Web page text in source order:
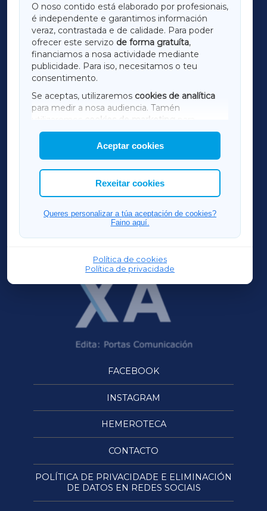
O noso contido está elaborado por profesionais,
é independente e garantimos información
veraz, contrastada e de calidade. Para poder
ofrecer este servizo de forma gratuíta,
financiamos a nosa actividade mediante
publicidade. Para iso, necesitamos o teu
consentimento.
Se aceptas, utilizaremos cookies de analítica
para medir a nosa audiencia. Tamén
utilizaremos
cookies de marketing
mostrar publicidade de terceiros.
Así mesmo, podes personalizar a elección das
cookies que desexas permitir.
Aceptar cookies
Rexeitar cookies
Queres personalizar a túa aceptación de cookies?
Faino aquí.
Política de cookies
Política de privacidade
LUGOXA
TERRACHAXA
AMARIÑAXA
RIBEIRASACRAXA
ACORUÑAXA
FERROLXA
OURENSEXA
FACEBOOK
INSTAGRAM
HEMEROTECA
CONTACTO
POLÍTICA DE PRIVACIDADE E ELIMINACIÓN
DE DATOS EN REDES SOCIAIS